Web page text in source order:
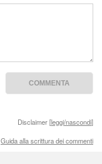
Disclaimer [leggi/nascondi]
Guida alla scrittura dei commenti